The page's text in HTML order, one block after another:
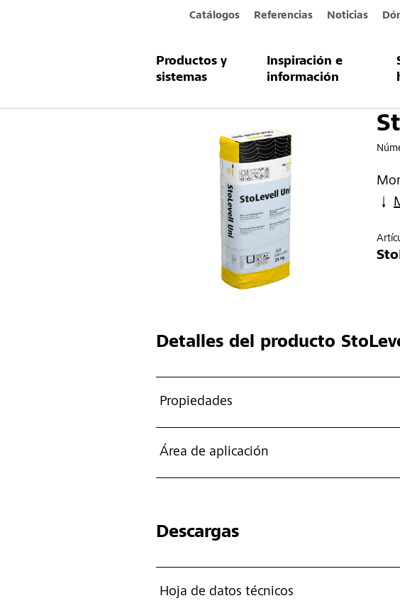
Catálogos Referencias Noticias
Productos y
sistemas
Inspiración e
información
Productos y sistemas StoLevell Uni
Detalles del producto
Propiedades
Área de aplicación
Descargas
Hoja de datos técnicos